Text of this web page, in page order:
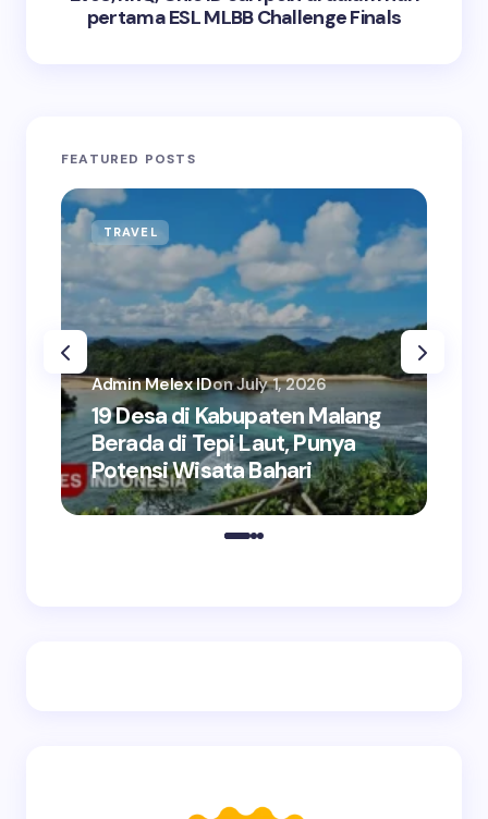
pertama ESL MLBB Challenge Finals
FEATURED POSTS
TRAVEL
19 Desa di Kabupaten Malang
Berada di Tepi Laut, Punya
Potensi Wisata Bahari
Admin Melex IDon July 1, 2026